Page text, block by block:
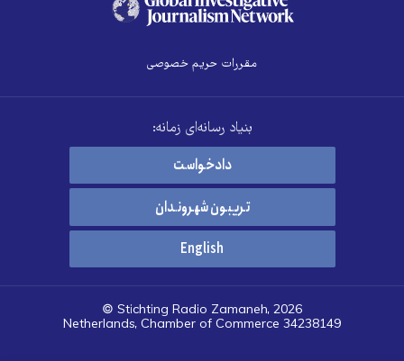
مقررات حریم خصوصی
بنیاد رسانه‌ای زمانه:
دادخواست
تریبون شهروندان
English
© Stichting Radio Zamaneh, 2026
Netherlands, Chamber of Commerce 34238149